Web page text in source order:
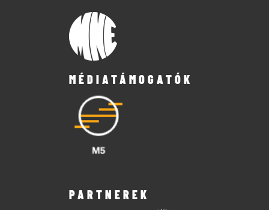
MÉDIATÁMOGATÓK
PARTNEREK